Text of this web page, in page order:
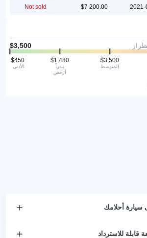
2021-
Not sold
الأدنى
نادراً
أرخص
المتوسط